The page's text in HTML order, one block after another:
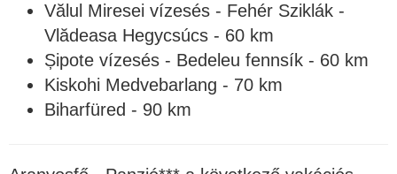
Vălul Miresei vízesés - Fehér Sziklák -
Vlădeasa Hegycsúcs - 60 km
Șipote vízesés - Bedeleu fennsík - 60 km
Kiskohi Medvebarlang - 70 km
Biharfüred - 90 km